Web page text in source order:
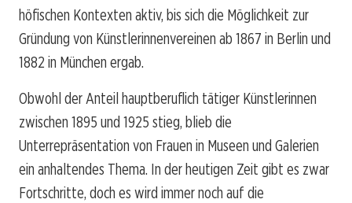
höfischen Kontexten aktiv, bis sich die Möglichkeit zur
Gründung von Künstlerinnenvereinen ab 1867 in Berlin und
1882 in München ergab.
Obwohl der Anteil hauptberuflich tätiger Künstlerinnen
zwischen 1895 und 1925 stieg, blieb die
Unterrepräsentation von Frauen in Museen und Galerien
ein anhaltendes Thema. In der heutigen Zeit gibt es zwar
Fortschritte, doch es wird immer noch auf die